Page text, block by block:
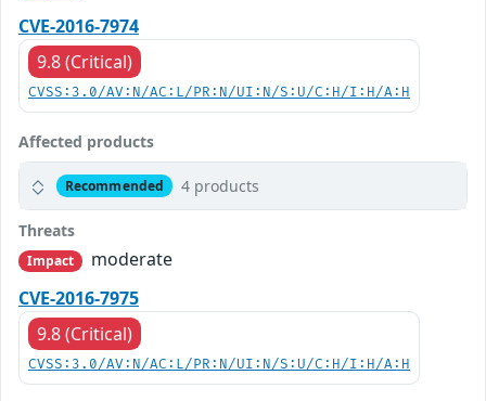
CVE-2016-7974
9.8 (Critical)
CVSS:3.0/AV:N/AC:L/PR:N/UI:N/S:U/C:H/I:H/A:H
Affected products
Recommended 4 products
Threats
Impact
moderate
CVE-2016-7975
9.8 (Critical)
CVSS:3.0/AV:N/AC:L/PR:N/UI:N/S:U/C:H/I:H/A:H